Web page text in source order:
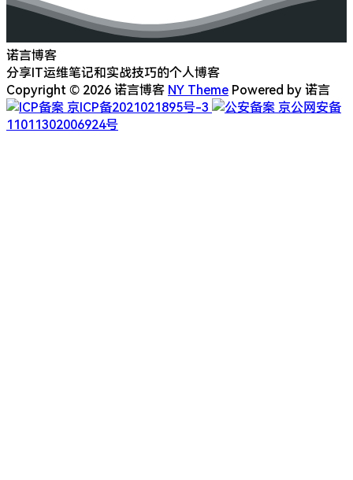
诺言博客
分享IT运维笔记和实战技巧的个人博客
Copyright © 2026 诺言博客 NY Theme Powered by 诺言
京ICP备2021021895号-3
京公网安备
11011302006924号